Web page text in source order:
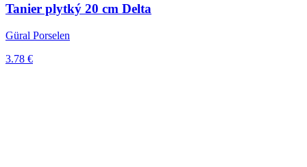
Tanier plytký 20 cm Delta
Güral Porselen
3.78 €